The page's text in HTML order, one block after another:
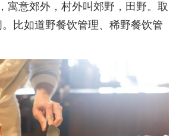
寓意郊外，村外叫郊野，田野。取
比如道野餐饮管理、稀野餐饮管